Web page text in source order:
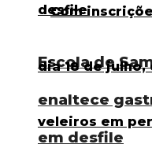
Escola de
enaltece
em desfile